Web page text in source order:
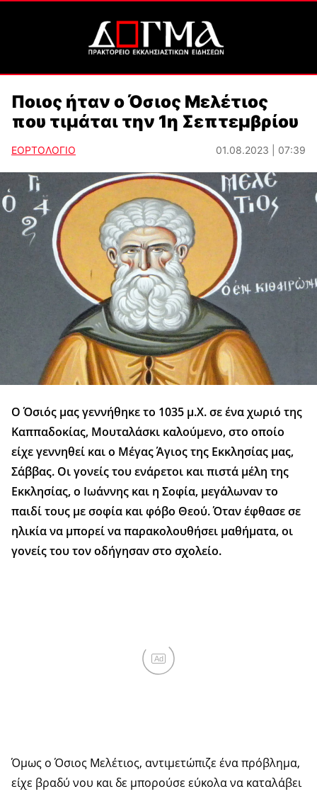
Ποιος ήταν ο Όσιος Μελέτιος
που τιμάται την 1η Σεπτεμβρίου
ΕΟΡΤΟΛΟΓΙΟ 01.08.2023 | 07:39
Ο Όσιός μας γεννήθηκε το 1035 μ.Χ. σε ένα χωριό της
Καππαδοκίας, Μουταλάσκι καλούμενο, στο οποίο
είχε γεννηθεί και ο Μέγας Άγιος της Εκκλησίας μας,
Σάββας. Οι γονείς του ενάρετοι και πιστά μέλη της
Εκκλησίας, ο Ιωάννης και η Σοφία, μεγάλωναν το
παιδί τους με σοφία και φόβο Θεού. Όταν έφθασε σε
ηλικία να μπορεί να παρακολουθήσει μαθήματα, οι
γονείς του τον οδήγησαν στο σχολείο.
Ad
Όμως ο Όσιος Μελέτιος, αντιμετώπιζε ένα πρόβλημα,
είχε βραδύ νου και δε μπορούσε εύκολα να καταλάβει